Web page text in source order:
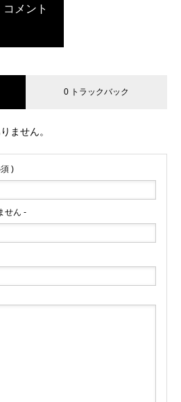
コメント
0 トラックバック
ません。
)
せん -